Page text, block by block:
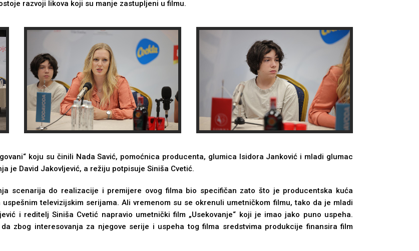
razvoji likova koji su manje zastuplјeni u filmu.
koju su činili Nada Savić, pomoćnica producenta, glumica Isidora Janković i mladi glumac
je David Jakovlјević, a režiju potpisuje Siniša Cvetić.
scenarija do realizacije i premijere ovog filma bio specifičan zato što je producentska kuća
uspešnim televizijskim serijama. Ali vremenom su se okrenuli umetničkom filmu, tako da je mladi
i reditelј Siniša Cvetić napravio umetnički film „Usekovanje“ koji je imao jako puno uspeha.
zbog interesovanja za njegove serije i uspeha tog filma sredstvima produkcije finansira film